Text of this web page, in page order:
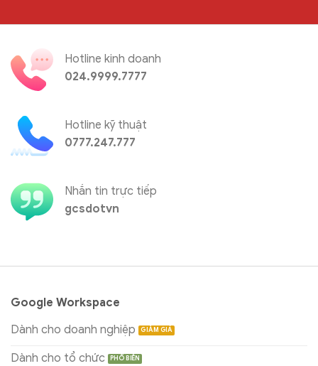
Hotline kinh doanh
024.9999.7777
Hotline kỹ thuật
0777.247.777
Nhắn tin trực tiếp
gcsdotvn
Google Workspace
Dành cho doanh nghiệp
Dành cho tổ chức